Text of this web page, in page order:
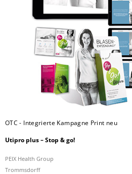
OTC - Integrierte Kampagne Print neu
Utipro plus – Stop & go!
PEIX Health Group
Trommsdorff